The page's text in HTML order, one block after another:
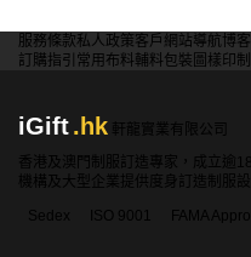
服務條款私人政策客戶 網站導航博客
訂購指引 常用布料輔料包裝 圖樣印制
iGift.hk
軒龍實業有限公司
香港及澳門制服訂造專家，成立逾
機構及大型企業提供度身訂造制服
Sedex
ISO 9001 FAMA